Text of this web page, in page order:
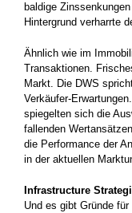
baldige
Hintergrund verharrte
Ähnlich wie im
Transaktionen.
Markt. Die DWS
Verkäufer-
spiegelten sich die
fallenden
die Performance der
in der aktuellen
Infrastructure
Und es gibt Gründe